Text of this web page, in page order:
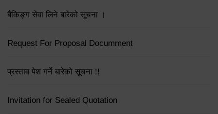
बैंकिङ्ग सेवा लिने बारेको सूचना ।
Request For Proposal Documment
प्रस्ताव पेश गर्ने बारेको सूचना !!
Invitation for Sealed Quotation